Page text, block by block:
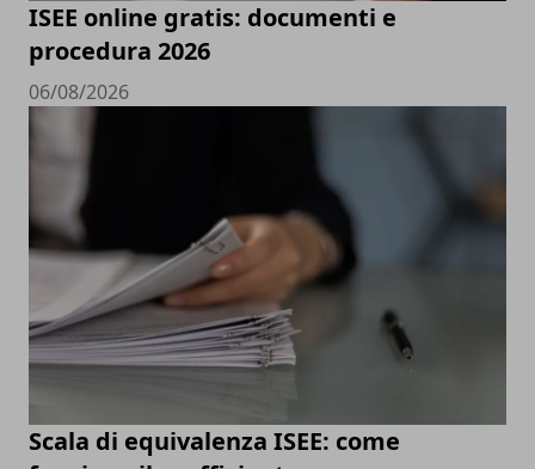
ISEE online gratis: documenti e
procedura 2026
06/08/2026
Scala di equivalenza ISEE: come